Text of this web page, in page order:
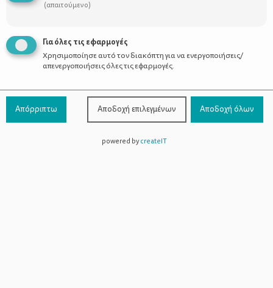
Σαββατοκύριακο με το μωρό σας -
Οδηγός επιβίωσης
(απαιτούμενο)
Για όλες τις εφαρμογές
Χρησιμοποίησε αυτό τον διακόπτη για να ενεργοποιήσεις/
απενεργοποιήσεις όλες τις εφαρμογές.
Απόρριπτω Αποδοχή επιλεγμένων Αποδοχή όλων
powered bycreateIT